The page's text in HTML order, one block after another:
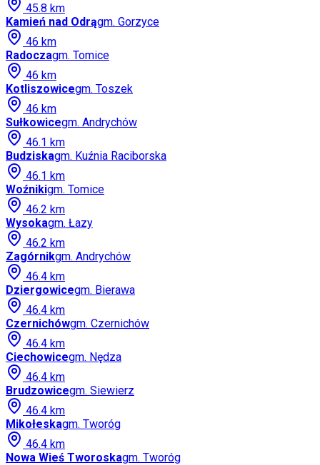
45.8 km
Kamień nad Odrągm. Gorzyce
46 km
Radoczagm. Tomice
46 km
Kotliszowicegm. Toszek
46 km
Sułkowicegm. Andrychów
46.1 km
Budziskagm. Kuźnia Raciborska
46.1 km
Woźnikigm. Tomice
46.2 km
Wysokagm. Łazy
46.2 km
Zagórnikgm. Andrychów
46.4 km
Dziergowicegm. Bierawa
46.4 km
Czernichówgm. Czernichów
46.4 km
Ciechowicegm. Nędza
46.4 km
Brudzowicegm. Siewierz
46.4 km
Mikołeskagm. Tworóg
46.4 km
Nowa Wieś Tworoskagm. Tworóg